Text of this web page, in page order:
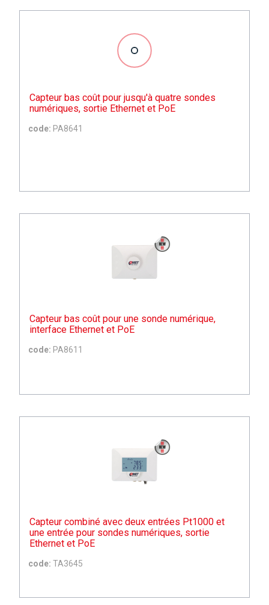
Capteur bas coût pour jusqu'à quatre sondes
numériques, sortie Ethernet et PoE
code: PA8641
Capteur bas coût pour une sonde numérique,
interface Ethernet et PoE
code: PA8611
Capteur combiné avec deux entrées Pt1000 et
une entrée pour sondes numériques, sortie
Ethernet et PoE
code: TA3645